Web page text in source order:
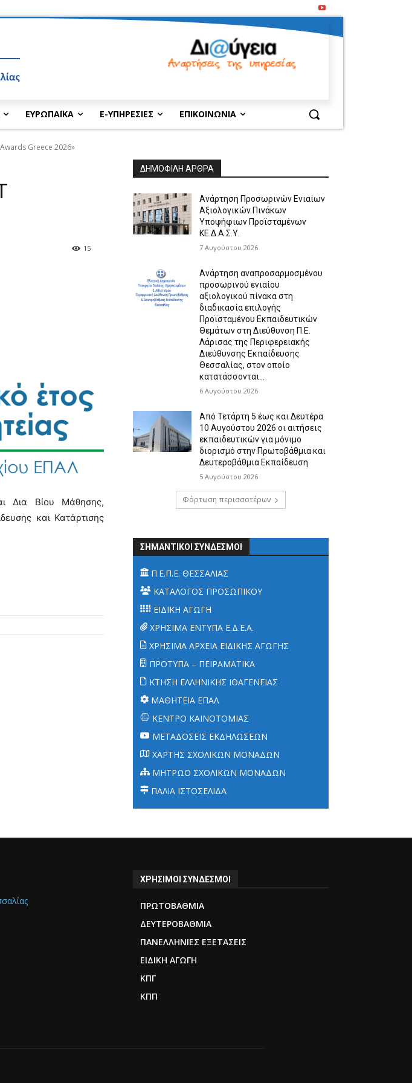
ΕΥΡΩΠΑΪΚΑ E-ΥΠΗΡΕΣΙΕΣ ΕΠΙΚΟΙΝΩΝΙΑ
Greece 2026»
15
Δια Βίου Μάθησης,
και Κατάρτισης
ΔΗΜΟΦΙΛΗ ΑΡΘΡΑ
Ανάρτηση Προσωρινών Ενιαίων
Αξιολογικών Πινάκων
Υποψήφιων Προϊσταμένων
ΚΕ.Δ.Α.Σ.Υ.
7 Αυγούστου 2026
Ανάρτηση αναπροσαρμοσμένου
προσωρινού ενιαίου
αξιολογικού πίνακα στη
διαδικασία επιλογής
Προϊσταμένου Εκπαιδευτικών
Θεμάτων στη Διεύθυνση Π.Ε.
Λάρισας της Περιφερειακής
Διεύθυνσης Εκπαίδευσης
Θεσσαλίας, στον οποίο
κατατάσσονται...
6 Αυγούστου 2026
Από Τετάρτη 5 έως και Δευτέρα
10 Αυγούστου 2026 οι αιτήσεις
εκπαιδευτικών για μόνιμο
διορισμό στην Πρωτοβάθμια και
Δευτεροβάθμια Εκπαίδευση
5 Αυγούστου 2026
Φόρτωση περισσοτέρων
ΣΗΜΑΝΤΙΚΟΙ ΣΥΝΔΕΣΜΟΙ
Π.Ε.Π.Ε. ΘΕΣΣΑΛΙΑΣ
ΚΑΤΑΛΟΓΟΣ ΠΡΟΣΩΠΙΚΟΥ
ΕΙΔΙΚΗ ΑΓΩΓΗ
ΧΡΗΣΙΜΑ ΕΝΤΥΠΑ Ε.Δ.Ε.Α.
ΧΡΗΣΙΜΑ ΑΡΧΕΙΑ ΕΙΔΙΚΗΣ ΑΓΩΓΗΣ
ΠΡΟΤΥΠΑ – ΠΕΙΡΑΜΑΤΙΚΑ
ΚΤΗΣΗ ΕΛΛΗΝΙΚΗΣ ΙΘΑΓΕΝΕΙΑΣ
ΜΑΘΗΤΕΙΑ ΕΠΑΛ
ΚΕΝΤΡΟ ΚΑΙΝΟΤΟΜΙΑΣ
ΜΕΤΑΔΟΣΕΙΣ ΕΚΔΗΛΩΣΕΩΝ
ΧΑΡΤΗΣ ΣΧΟΛΙΚΩΝ ΜΟΝΑΔΩΝ
ΜΗΤΡΩΟ ΣΧΟΛΙΚΩΝ ΜΟΝΑΔΩΝ
ΠΑΛΙΑ ΙΣΤΟΣΕΛΙΔΑ
ΧΡΗΣΙΜΟΙ ΣΥΝΔΕΣΜΟΙ
ΠΡΩΤΟΒΑΘΜΙΑ
ΔΕΥΤΕΡΟΒΑΘΜΙΑ
ΠΑΝΕΛΛΗΝΙΕΣ ΕΞΕΤΑΣΕΙΣ
ΕΙΔΙΚΗ ΑΓΩΓΗ
ΚΠΓ
ΚΠΠ